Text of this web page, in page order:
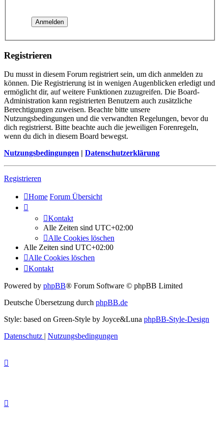
Registrieren
Du musst in diesem Forum registriert sein, um dich anmelden zu
können. Die Registrierung ist in wenigen Augenblicken erledigt und
ermöglicht dir, auf weitere Funktionen zuzugreifen. Die Board-
Administration kann registrierten Benutzern auch zusätzliche
Berechtigungen zuweisen. Beachte bitte unsere
Nutzungsbedingungen und die verwandten Regelungen, bevor du
dich registrierst. Bitte beachte auch die jeweiligen Forenregeln,
wenn du dich in diesem Board bewegst.
Nutzungsbedingungen | Datenschutzerklärung
Registrieren
Home Forum Übersicht
Kontakt
Alle Zeiten sind UTC+02:00
Alle Cookies löschen
Alle Zeiten sind UTC+02:00
Alle Cookies löschen
Kontakt
Powered by phpBB® Forum Software © phpBB Limited
Deutsche Übersetzung durch phpBB.de
Style: based on Green-Style by Joyce&Luna phpBB-Style-Design
Datenschutz | Nutzungsbedingungen